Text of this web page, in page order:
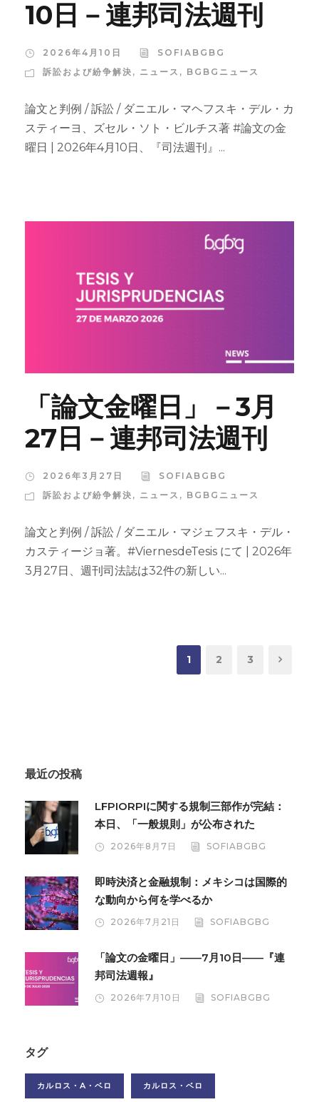
10日－連邦司法週刊
2026年4月10日
SOFIABGBG
訴訟および紛争解決 , ニュース , BGBGニュース
論文と判例 / 訴訟 / ダニエル・マヘフスキ・デル・カ
スティーヨ、ズセル・ソト・ビルチス著 #論文の金
曜日 | 2026年4月10日、『司法週刊』...
「論文金曜日」－3月
27日－連邦司法週刊
2026年3月27日
SOFIABGBG
訴訟および紛争解決 , ニュース , BGBGニュース
論文と判例 / 訴訟 / ダニエル・マジェフスキ・デル・
カスティージョ著。#ViernesdeTesis にて | 2026年
3月27日、週刊司法誌は32件の新しい...
1 2 3
最近の投稿
LFPIORPIに関する規制三部作が完結：
本日、「一般規則」が公布された
2026年8月7日 SOFIABGBG
即時決済と金融規制：メキシコは国際的
な動向から何を学べるか
2026年7月21日 SOFIABGBG
「論文の金曜日」――7月10日――『連
邦司法週報』
2026年7月10日 SOFIABGBG
タグ
カルロス・A・ベロ カルロス・ベロ